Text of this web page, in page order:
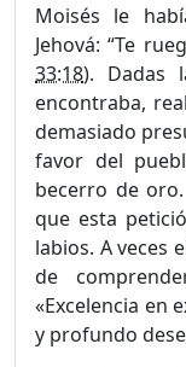
Moisés le
Jehová: “Te
33:18). Dadas
encontraba,
demasiado
favor del
becerro de
que esta
labios. A veces
de
«Excelencia en
y profundo